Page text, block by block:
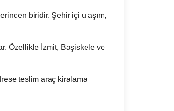
biridir. Şehir içi ulaşım,
Özellikle İzmit, Başiskele ve
teslim araç kiralama